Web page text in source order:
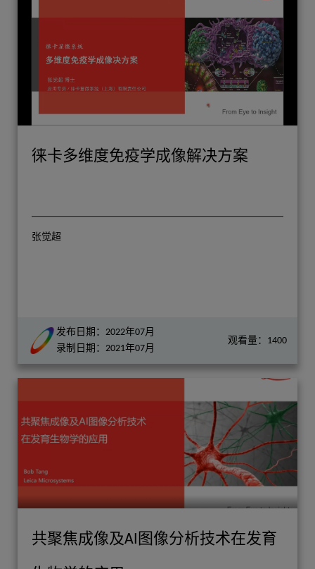
徕卡多维度免疫学成像解决方案
张觉超
发布日期：2022年07月
录制日期：2021年07月
观看量：1400
共聚焦成像及AI图像分析技术在发育